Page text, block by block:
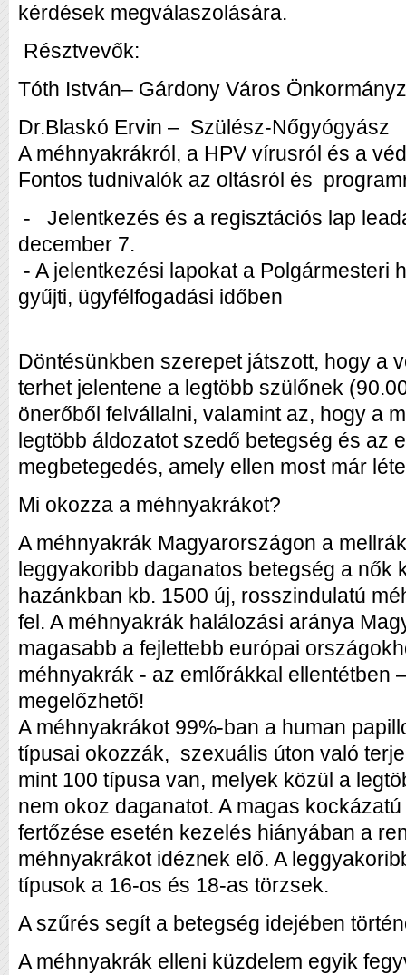
kérdések megválaszolására.
Résztvevők:
Tóth István– Gárdony Város
Dr.Blaskó Ervin – Szülész-Nőgyógyász
A méhnyakrákról, a HPV vírusról és a
Fontos tudnivalók az oltásról és
- Jelentkezés és a regisztációs lap
december 7.
- A jelentkezési lapokat a Polgármesteri
gyűjti, ügyfélfogadási időben
Döntésünkben szerepet játszott, hogy a
terhet jelentene a legtöbb szülőnek
önerőből felvállalni, valamint az, hogy a
legtöbb áldozatot szedő betegség és az
megbetegedés, amely ellen most már
Mi okozza a méhnyakrákot?
A méhnyakrák Magyarországon a
leggyakoribb daganatos betegség a nők
hazánkban kb. 1500 új, rosszindulatú
fel. A méhnyakrák halálozási aránya
magasabb a fejlettebb európai
méhnyakrák - az emlőrákkal ellentétben
megelőzhető!
A méhnyakrákot 99%-ban a human
típusai okozzák, szexuális úton való
mint 100 típusa van, melyek közül a
nem okoz daganatot. A magas
fertőzése esetén kezelés hiányában a
méhnyakrákot idéznek elő. A
típusok a 16-os és 18-as törzsek.
A szűrés segít a betegség idejében
A méhnyakrák elleni küzdelem egyik